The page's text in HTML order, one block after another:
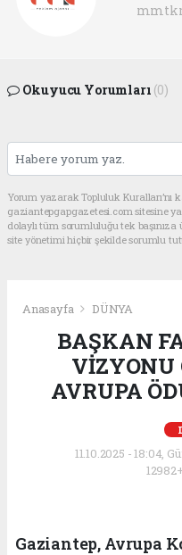
Okuyucu Yorumları (0)
Yorum yazarak Topluluk Kuralları’nı
gaziantepgapgazetesi.com sitesine
dolaylı tüm sorumluluğu tek
site yönetimi hiçbir şekilde sorumlu
Anasayfa DÜNYA
BAŞKAN
VİZYONU
AVRUPA
11.10.2025 - 18:04,
Gaziantep, Avrupa